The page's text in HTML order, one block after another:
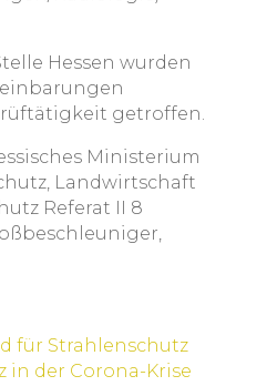
Hessen wurden
getroffen.
Ministerium
Landwirtschaft
Referat II 8
für Strahlenschutz
in der Corona-Krise